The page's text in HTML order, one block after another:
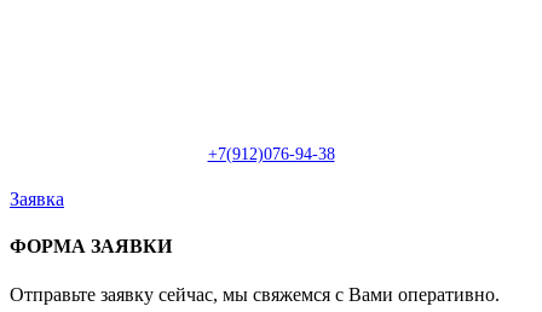
+7(912)076-94-38
Заявка
ФОРМА ЗАЯВКИ
Отправьте заявку сейчас, мы свяжемся с Вами оперативно.